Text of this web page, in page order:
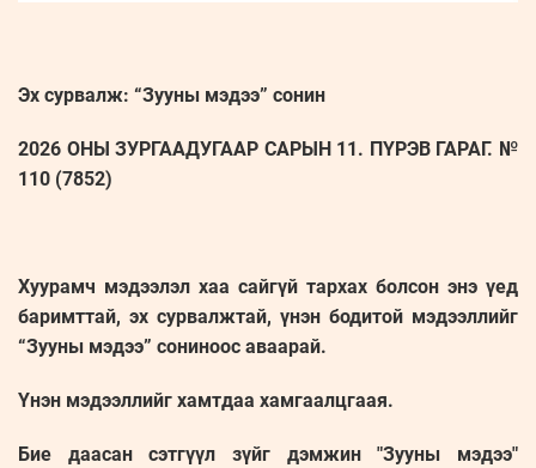
Эх сурвалж: “Зууны мэдээ” сонин
2026 ОНЫ ЗУРГААДУГААР САРЫН 11. ПҮРЭВ ГАРАГ. №
110 (7852)
Хуурамч мэдээлэл хаа сайгүй тархах болсон энэ үед
баримттай, эх сурвалжтай, үнэн бодитой мэдээллийг
“Зууны мэдээ” сониноос аваарай.
Үнэн мэдээллийг хамтдаа хамгаалцгаая.
Бие даасан сэтгүүл зүйг дэмжин "Зууны мэдээ"